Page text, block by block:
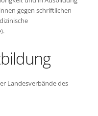
gegen schriftlichen
Landesverbände des